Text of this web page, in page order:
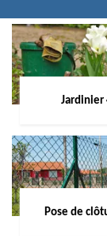
Jardinier
Pose de